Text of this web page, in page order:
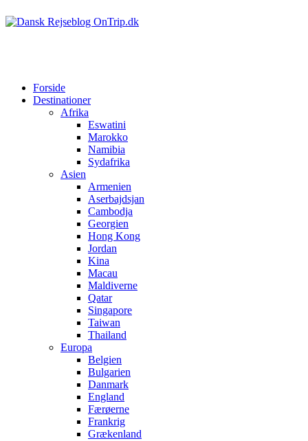
Forside
Destinationer
Afrika
Eswatini
Marokko
Namibia
Sydafrika
Asien
Armenien
Aserbajdsjan
Cambodja
Georgien
Hong Kong
Jordan
Kina
Macau
Maldiverne
Qatar
Singapore
Taiwan
Thailand
Europa
Belgien
Bulgarien
Danmark
England
Færøerne
Frankrig
Grækenland